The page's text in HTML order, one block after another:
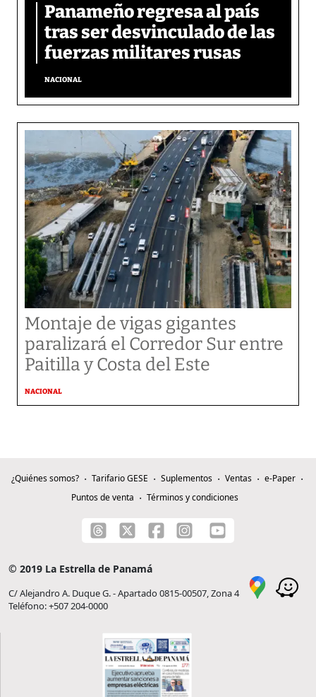
Panameño regresa al país
tras ser desvinculado de las
fuerzas militares rusas
NACIONAL
Montaje de vigas gigantes
paralizará el Corredor Sur entre
Paitilla y Costa del Este
NACIONAL
¿Quiénes somos? Tarifario GESE Suplementos Ventas
e-Paper
Puntos de venta
Términos y condiciones
© 2019 La Estrella de Panamá
C/ Alejandro A. Duque G. - Apartado 0815-00507, Zona 4
Teléfono: +507 204-0000